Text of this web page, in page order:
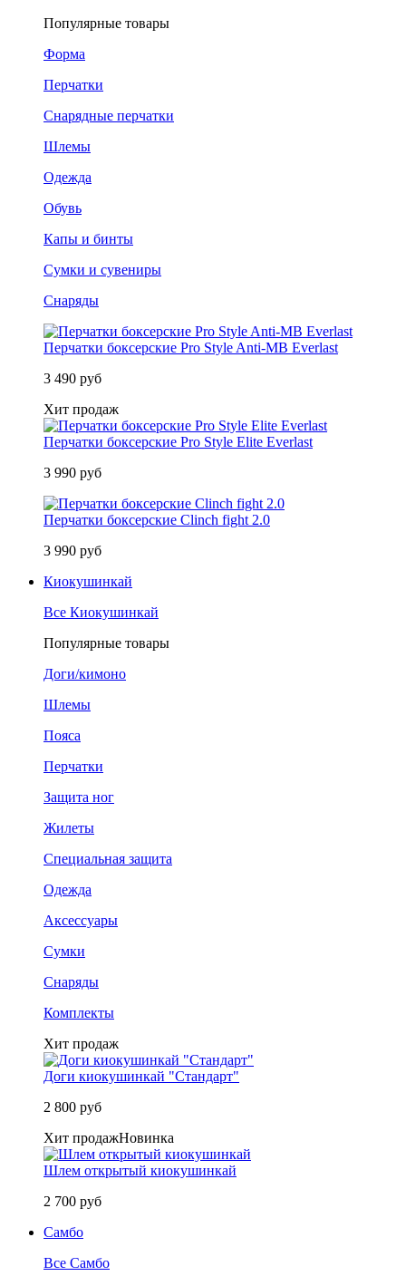
Популярные товары
Форма
Перчатки
Снарядные перчатки
Шлемы
Одежда
Обувь
Капы и бинты
Сумки и сувениры
Снаряды
Перчатки боксерские Pro Style Anti-MB Everlast
3 490 руб
Хит продаж
Перчатки боксерские Pro Style Elite Everlast
3 990 руб
Перчатки боксерские Clinch fight 2.0
3 990 руб
Киокушинкай
Все Киокушинкай
Популярные товары
Доги/кимоно
Шлемы
Пояса
Перчатки
Защита ног
Жилеты
Специальная защита
Одежда
Аксессуары
Сумки
Снаряды
Комплекты
Хит продаж
Доги киокушинкай "Стандарт"
2 800 руб
Хит продажНовинка
Шлем открытый киокушинкай
2 700 руб
Самбо
Все Самбо